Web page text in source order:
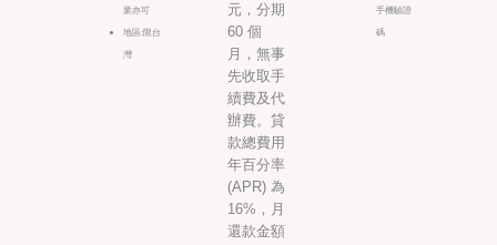
業亦可
地區:限台
灣
元，分期
60 個
月，無事
先收取手
續費及代
辦費。貸
款總費用
年百分率
(APR) 為
16%，月
還款金額
手機驗證
碼